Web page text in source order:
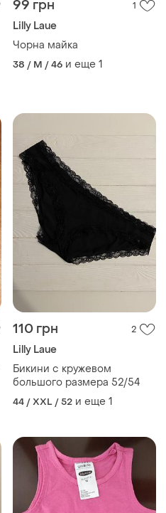
99 грн 1
Lilly Laue
Чорна майка
38 / M / 46 и еще 1
110 грн 2
Lilly Laue
Бикини с кружевом
большого размера 52/54
44 / XXL / 52 и еще 1